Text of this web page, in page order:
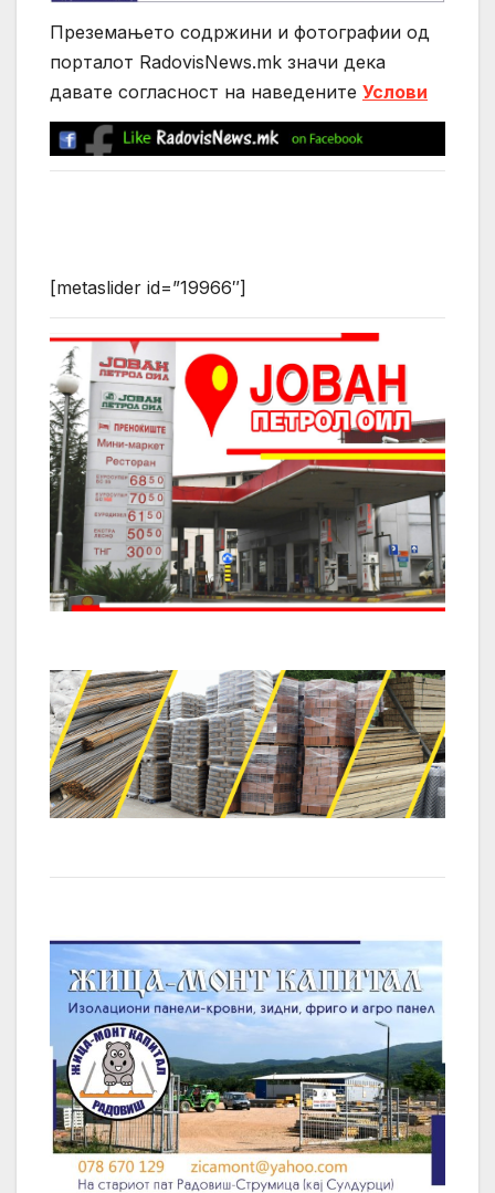
Преземањето содржини и фотографии од
порталот RadovisNews.mk значи дека
давате согласност на нaведените Услови
[metaslider id=”19966″]